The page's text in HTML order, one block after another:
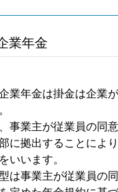
業年金
業年金は掛金は企業
事業主が従業員の同
に拠出することによ
いいます。
は事業主が従業員の